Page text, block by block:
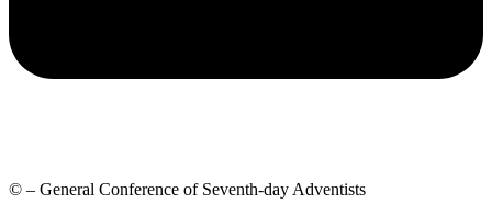
© – General Conference of Seventh-day Adventists